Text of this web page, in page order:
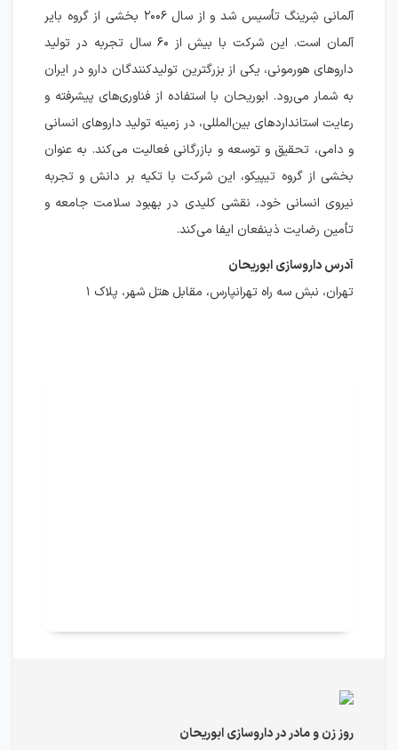
آلمانی شِرینگ تأسیس شد و از سال ۲۰۰۶ بخشی از گروه بایر
آلمان است. این شرکت با بیش از ۶۰ سال تجربه در تولید
داروهای هورمونی، یکی از بزرگترین تولیدکنندگان دارو در ایران
به شمار می‌رود. ابوریحان با استفاده از فناوری‌های پیشرفته و
رعایت استانداردهای بین‌المللی، در زمینه تولید داروهای انسانی
و دامی، تحقیق و توسعه و بازرگانی فعالیت می‌کند. به عنوان
بخشی از گروه تیپیکو، این شرکت با تکیه بر دانش و تجربه
نیروی انسانی خود، نقشی کلیدی در بهبود سلامت جامعه و
تأمین رضایت ذینفعان ایفا می‌کند.
آدرس داروسازی ابوریحان
تهران، نبش سه راه تهرانپارس، مقابل هتل شهر، پلاک ۱
روز زن و مادر در داروسازی ابوریحان